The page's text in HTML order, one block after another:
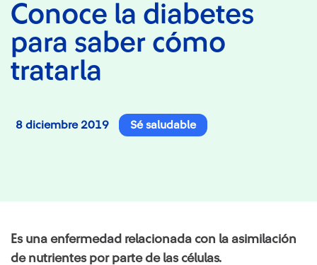
Conoce la diabetes
para saber cómo
tratarla
8 diciembre 2019 Sé saludable
Es una enfermedad relacionada con la asimilación
de nutrientes por parte de las células.